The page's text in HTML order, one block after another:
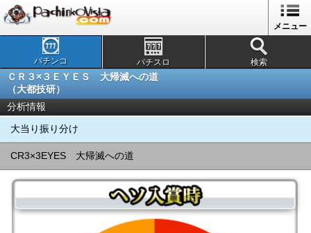
メニュー
パチンコ パチスロ 検索
ＣＲ３×３ＥＹＥＳ 大帰滅への道
（大都技研）
分析情報
大当り振り分け
CR3×3EYES 大帰滅への道